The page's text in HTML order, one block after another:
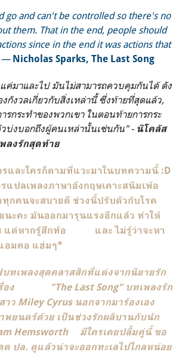
go and can't be controlled so there's no
them. That in the end, people should
since in the end it was actions that
― Nicholas Sparks, The Last Song
ค่มาและไป มันไม่สามารถควบคุมกันได้ ดัง
กังวลเกี่ยวกับสิ่งเหล่านี้ ซึ่งท้ายที่สุดแล้ว,
กระทำของพวกเขา ในตอนท้ายการกระ
บอกถึงผู้คนเหล่านั้นเช่นกัน" - นิโคลัส
ลงรักสุดท้าย
และใครก็ตามที่แวะมาในบทความนี้ :D
แปลเพลงภาษาอังกฤษเคาะสนิมเพ้อ
ทุกคนจะสบายดี ช่วงนี้ปรับตัวกับโรค
ะคะ มันออกมารุนแรงอีกแล้ว ทำให้
แต่หากรู้สึกท้อ และ ไม่รู้ว่าจะหา
อมคอ แฮ่มๆ*
ทเพลงสุดคลาสสิกที่แต่งจากนิยายรัก
รื่อง "The Last Song" บทเพลงรัก
าว Miley Cyrus นอกจากมาร้องเอง
ยนตร์ด้วย เป็นช่วงรักผลิบานกับนัก
Hemsworth มีใครเคยปลื้มคู่นี้ ขอ
ปล. ดูแล้วน่าจะออกทะเลไปไกลหน่อย